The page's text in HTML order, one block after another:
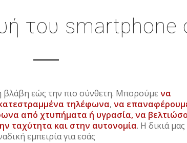
του smartphone
βλάβη εώς την πιο σύνθετη. Μπορούμενα
τηλέφωνα,να
από χτυπήματα ή υγρασία, να
ταχύτητα και στην αυτονομία. Η δικιά μας
εμπειρία για εσάς